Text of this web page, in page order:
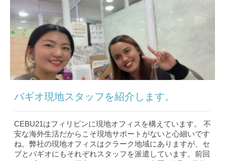
バギオ現地スタッフを紹介します。
CEBU21はフィリピンに現地オフィスを構えています。 不
安な海外生活だからこそ現地サポートがないと心細いです
ね。弊社の現地オフィスはクラーク地域にありますが、セ
ブとバギオにもそれぞれスタッフを派遣しています。前回